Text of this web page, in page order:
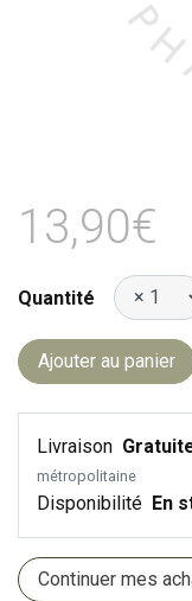
13,90€
Quantité
Ajouter au panier
Livraison
métropolitaine
Disponibilité En
Continuer mes